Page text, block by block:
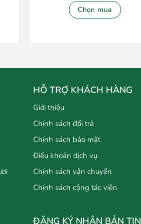
Chọn mua
HỖ TRỢ KHÁCH HÀNG
Giới thiệu
Chính sách đổi trả
Chính sách bảo mật
Điều khoản dịch vụ
Chính sách vận chuyển
Chính sách cộng tác viên
ĐĂNG KÝ NHẬN BẢN TIN